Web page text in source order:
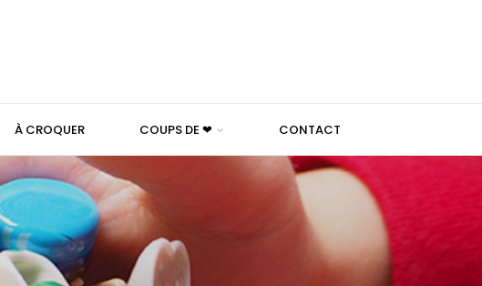
À CROQUER COUPS DE ❤ CONTACT